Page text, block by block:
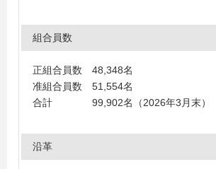
組合員数
正組合員数 48,348名
准組合員数 51,554名
合計 99,902名（2026年3月末）
沿革